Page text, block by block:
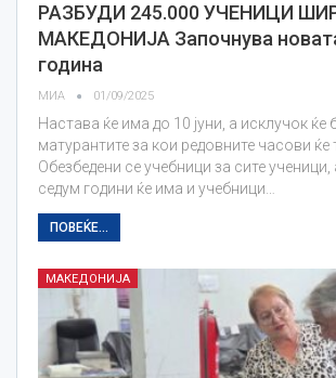
РАЗБУДИ 245.000 УЧЕНИЦИ
МАКЕДОНИЈА Започнува
година
МИА 01/09/2025
Настава ќе има до 10 јуни, а исклучок ќе
матурантите за кои редовните часови ќе
Обезбедени се учебници за сите
седум години ќе има и учебници…
ПОВЕЌЕ...
МАКЕДОНИЈА